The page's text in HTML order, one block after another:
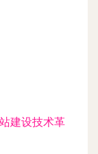
建设技术革